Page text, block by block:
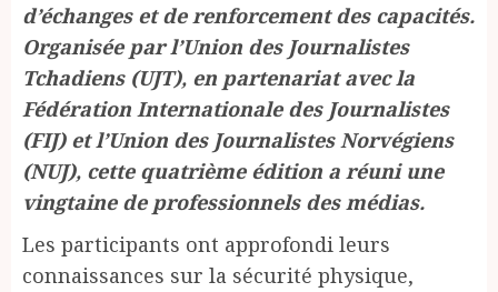
d’échanges et de renforcement des capacités.
Organisée par l’Union des Journalistes
Tchadiens (UJT), en partenariat avec la
Fédération Internationale des Journalistes
(FIJ) et l’Union des Journalistes Norvégiens
(NUJ), cette quatrième édition a réuni une
vingtaine de professionnels des médias.
Les participants ont approfondi leurs
connaissances sur la sécurité physique,